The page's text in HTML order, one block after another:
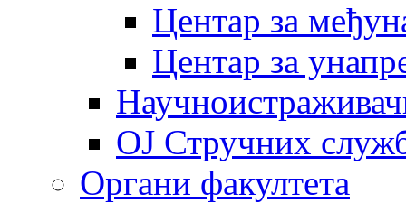
Центар за
Центар за
OJ Стручних
Органи факултета